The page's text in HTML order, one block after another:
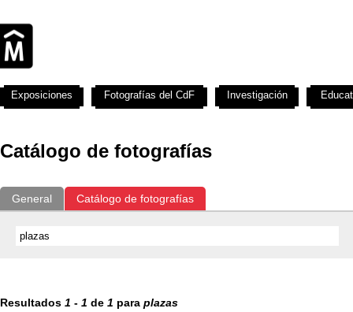
Catálogo de fotografías
General Catálogo de fotografías
Resultados 1 - 1 de 1 para plazas
Exposiciones Fotografías del CdF Investigación